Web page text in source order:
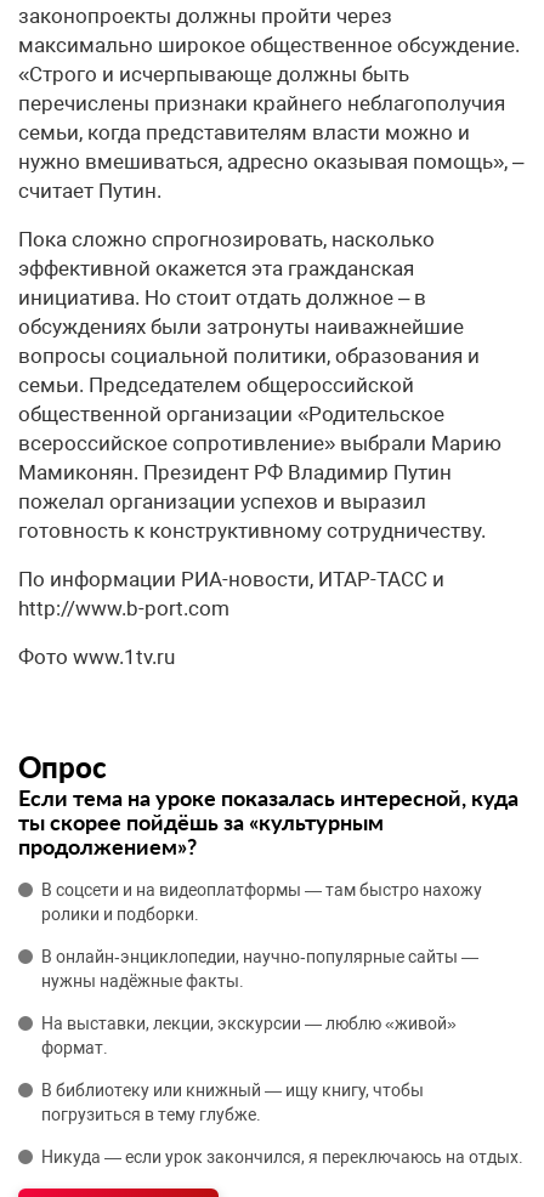
законопроекты должны пройти через
максимально широкое общественное обсуждение.
«Строго и исчерпывающе должны быть
перечислены признаки крайнего неблагополучия
семьи, когда представителям власти можно и
нужно вмешиваться, адресно оказывая помощь», –
считает Путин.
Пока сложно спрогнозировать, насколько
эффективной окажется эта гражданская
инициатива. Но стоит отдать должное – в
обсуждениях были затронуты наиважнейшие
вопросы социальной политики, образования и
семьи. Председателем общероссийской
общественной организации «Родительское
всероссийское сопротивление» выбрали Марию
Мамиконян. Президент РФ Владимир Путин
пожелал организации успехов и выразил
готовность к конструктивному сотрудничеству.
По информации РИА-новости, ИТАР-ТАСС и
http://www.b-port.com
Фото www.1tv.ru
Опрос
Если тема на уроке показалась интересной, куда
ты скорее пойдёшь за «культурным
продолжением»?
В соцсети и на видеоплатформы — там быстро нахожу
ролики и подборки.
В онлайн‑энциклопедии, научно‑популярные сайты —
нужны надёжные факты.
На выставки, лекции, экскурсии — люблю «живой»
формат.
В библиотеку или книжный — ищу книгу, чтобы
погрузиться в тему глубже.
Никуда — если урок закончился, я переключаюсь на отдых.